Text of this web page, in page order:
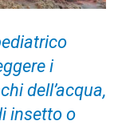
i
dell’acqua,
insetto o